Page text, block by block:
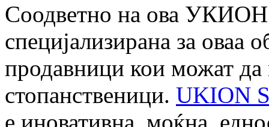
Соодветно на ова УКИОН
специјализирана за оваа
продавници кои можат
стопанственици. UKION
е иновативна, моќна,